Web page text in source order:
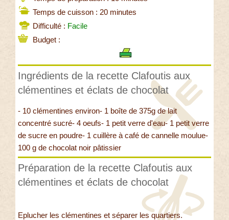
Temps de cuisson : 20 minutes
Difficulté : Facile
Budget :
Ingrédients de la recette Clafoutis aux
clémentines et éclats de chocolat
- 10 clémentines environ- 1 boîte de 375g de lait
concentré sucré- 4 oeufs- 1 petit verre d'eau- 1 petit verre
de sucre en poudre- 1 cuillère à café de cannelle moulue-
100 g de chocolat noir pâtissier
Préparation de la recette Clafoutis aux
clémentines et éclats de chocolat
Eplucher les clémentines et séparer les quartiers.